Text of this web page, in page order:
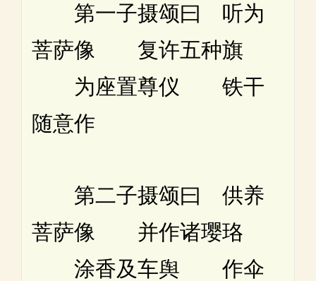
第一子摄颂曰 听为
菩萨像 复许五种旗
为座置尊仪 铁干
随意作
第二子摄颂曰 供养
菩萨像 并作诸璎珞
涂香及车舆 作伞